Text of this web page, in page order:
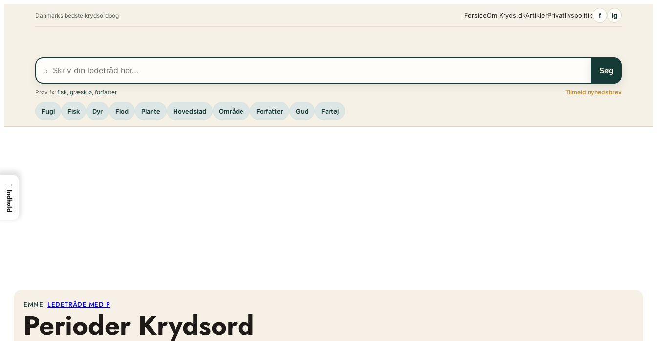
Danmarks bedste krydsordbog ForsideOm Kryds.dkArtiklerPrivatlivspolitik f ig
⌕ Søg
Prøv fx: fisk græsk ø forfatter Tilmeld nyhedsbrev
Fugl Fisk Dyr Flod Plante Hovedstad Område Forfatter Gud Fartøj
EMNE: LEDETRÅDE MED P
Perioder Krydsord
→
Indhold